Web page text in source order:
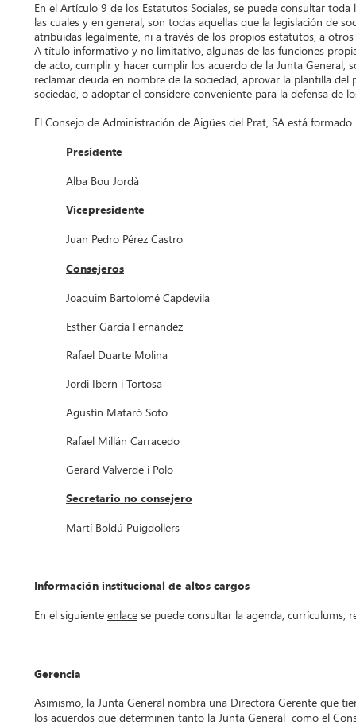
En el Artículo 9 de los Estatutos Sociales, se puede consultar
las cuales y en general, son todas aquellas que la legislación de
atribuidas legalmente, ni a través de los propios estatutos, a
A título informativo y no limitativo, algunas de las funciones
de acto, cumplir y hacer cumplir los acuerdo de la Junta General,
reclamar deuda en nombre de la sociedad, aprovar la plantilla
sociedad, o adoptar el considere conveniente para la defensa de
El Consejo de Administración de Aigües del Prat, SA está
Presidente
Alba Bou Jordà
Vicepresidente
Juan Pedro Pérez Castro
Consejeros
Joaquim Bartolomé Capdevila
Esther García Fernández
Rafael Duarte Molina
Jordi Ibern i Tortosa
Agustín Mataró Soto
Rafael Millán Carracedo
Gerard Valverde i Polo
Secretario no consejero
Martí Boldú Puigdollers
Información institucional de altos cargos
En el siguiente enlace se puede consultar la agenda, currículums,
Gerencia
Asimismo, la Junta General nombra una Directora Gerente que
los acuerdos que determinen tanto la Junta General como el